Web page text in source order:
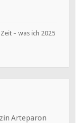
– was ich 2025
Arteparon